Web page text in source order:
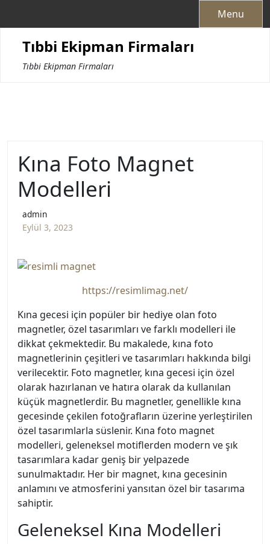
Menu
Tıbbi Ekipman Firmaları
Tıbbi Ekipman Firmaları
Kına Foto Magnet
Modelleri
admin
Eylül 3, 2023
https://resimlimag.net/
Kına gecesi için popüler bir hediye olan foto
magnetler, özel tasarımları ve farklı modelleri ile
dikkat çekmektedir. Bu makalede, kına foto
magnetlerinin çeşitleri ve tasarımları hakkında bilgi
verilecektir. Foto magnetler, kına gecesi için özel
olarak hazırlanan ve hatıra olarak da kullanılan
küçük magnetlerdir. Bu magnetler, genellikle kına
gecesinde çekilen fotoğrafların üzerine yerleştirilen
özel tasarımlarla süslenir. Kına foto magnet
modelleri, geleneksel motiflerden modern ve şık
tasarımlara kadar geniş bir yelpazede
sunulmaktadır. Her bir magnet, kına gecesinin
anlamını ve atmosferini yansıtan özel bir tasarıma
sahiptir.
Geleneksel Kına Modelleri